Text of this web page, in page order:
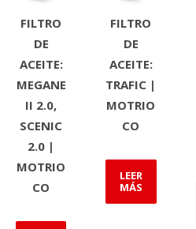
FILTRO
DE
ACEITE:
MEGANE
II 2.0,
SCENIC
2.0 |
MOTRIO
CO
FILTRO
DE
ACEITE:
TRAFIC |
MOTRIO
CO
LEER
MÁS